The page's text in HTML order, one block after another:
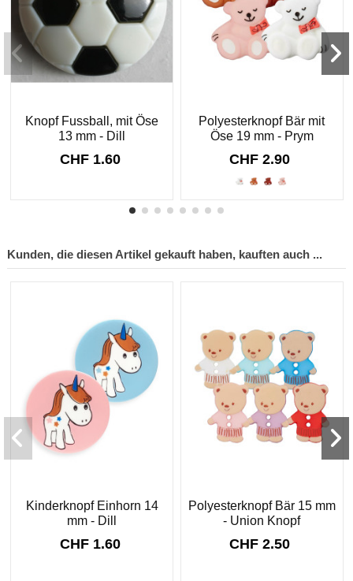
Knopf Fussball, mit Öse
13 mm - Dill
CHF 1.60
Polyesterknopf Bär mit
Öse 19 mm - Prym
CHF 2.90
Kunden, die diesen Artikel gekauft haben, kauften auch ...
Kinderknopf Einhorn 14
mm - Dill
CHF 1.60
Polyesterknopf Bär 15 mm
- Union Knopf
CHF 2.50